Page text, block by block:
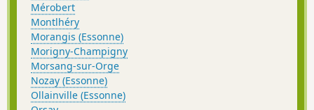
Mérobert
Montlhéry
Morangis (Essonne)
Morigny-Champigny
Morsang-sur-Orge
Nozay (Essonne)
Ollainville (Essonne)